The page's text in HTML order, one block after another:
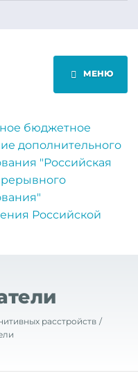
МЕНЮ
бюджетное
дополнительного
"Российская
Российской
расстройств